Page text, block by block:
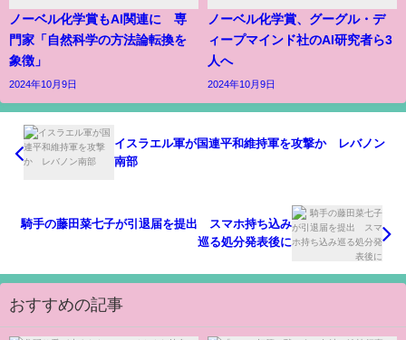
ノーベル化学賞もAI関連に 専
門家「自然科学の方法論転換を
象徴」
2024年10月9日
ノーベル化学賞、グーグル・デ
ィープマインド社のAI研究者ら3
人へ
2024年10月9日
イスラエル軍が国連平和維持軍を攻撃か レバノン
南部
騎手の藤田菜七子が引退届を提出 スマホ持ち込み
巡る処分発表後に
おすすめの記事